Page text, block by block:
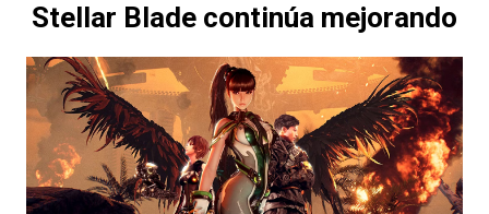
Stellar Blade continúa mejorando